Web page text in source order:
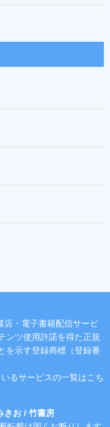
店・電子書籍配信サービ
ンツ使用許諾を得た正規
を示す登録商標（登録番
るサービスの一覧はこち
お / 竹書房